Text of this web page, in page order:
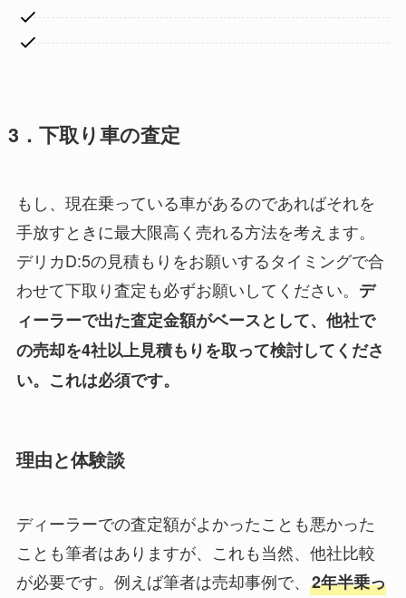
3．下取り車の査定
もし、現在乗っている車があるのであればそれを
手放すときに最大限高く売れる方法を考えます。
デリカD:5の見積もりをお願いするタイミングで合
わせて下取り査定も必ずお願いしてください。 デ
ィーラーで出た査定金額がベースとして、他社で
の売却を4社以上見積もりを取って検討してくださ
い。これは必須です。
理由と体験談
ディーラーでの査定額がよかったことも悪かった
ことも筆者はありますが、これも当然、他社比較
が必要です。例えば筆者は売却事例で、 2年半乗っ